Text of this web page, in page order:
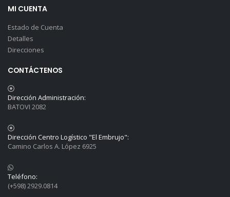
MI CUENTA
Estado de Cuenta
Detalles
Direcciones
CONTÁCTENOS
Dirección Administración:
BATOVI 2082
Dirección Centro Logístico "El Embrujo":
Camino Carlos A. López 6925
Teléfono:
(+598) 2929.0814